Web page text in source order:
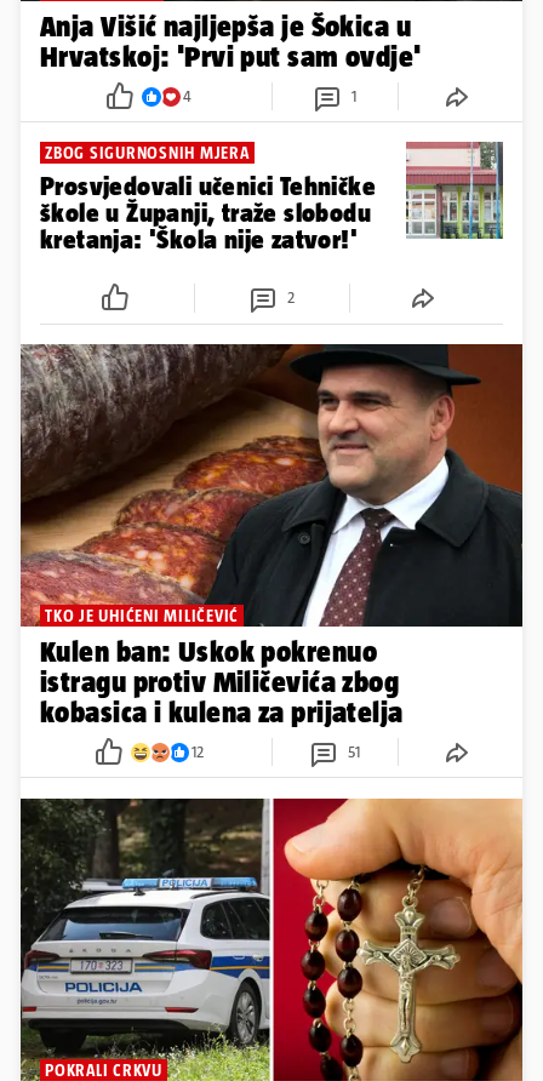
Anja Višić najljepša je Šokica u
Hrvatskoj: 'Prvi put sam ovdje'
4 1
ZBOG SIGURNOSNIH MJERA
Prosvjedovali učenici Tehničke
škole u Županji, traže slobodu
kretanja: 'Škola nije zatvor!'
2
TKO JE UHIĆENI MILIČEVIĆ
Kulen ban: Uskok pokrenuo
istragu protiv Miličevića zbog
kobasica i kulena za prijatelja
12 51
POKRALI CRKVU